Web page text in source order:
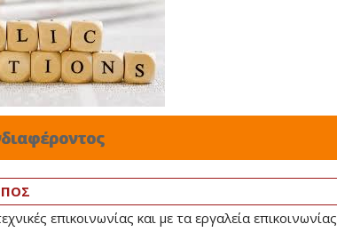
επικοινωνίας και με τα εργαλεία επικοινωνίας